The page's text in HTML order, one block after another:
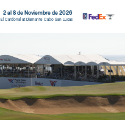
2 al 8 de Noviembre de 2026
El Cardonal at Diamante Cabo San Lucas